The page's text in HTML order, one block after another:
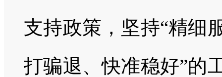
支持政策，坚持“精细
打骗退、快准稳好”的